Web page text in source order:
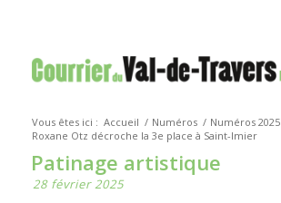
Vous êtes ici : Accueil / Numéros / Numéros 2025
Roxane Otz décroche la 3e place à Saint-Imier
Patinage artistique
28 février 2025